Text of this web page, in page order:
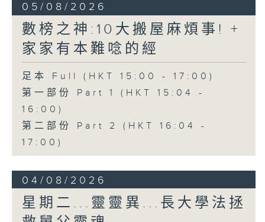
05/08/2026
數榜之神:10大搬屋麻煩事! +
家家有本難唸的經
足本 Full (HKT 15:00 - 17:00)
第一部份 Part 1 (HKT 15:04 -
16:00)
第二部份 Part 2 (HKT 16:04 -
17:00)
04/08/2026
星期二...靈靈異...長大學法拯